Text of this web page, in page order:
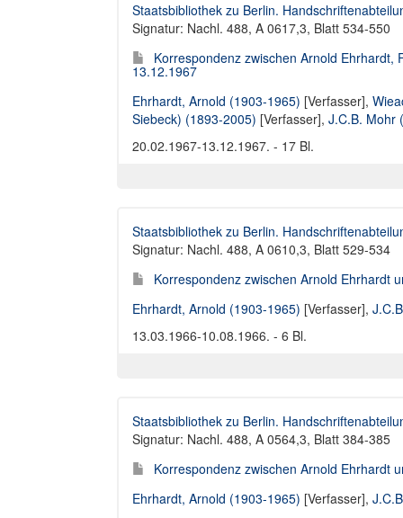
Staatsbibliothek zu Berlin.
Signatur: Nachl. 488, A 0617,3, Blatt 534-550
Korrespondenz zwischen Arnold
13.12.1967
Ehrhardt, Arnold (1903-1965) [Verfasser],
Siebeck) (1893-2005) [Verfasser], J.C.B. Mohr
20.02.1967-13.12.1967. - 17 Bl.
Staatsbibliothek zu Berlin.
Signatur: Nachl. 488, A 0610,3, Blatt 529-534
Korrespondenz zwischen Arnold Ehrhardt
Ehrhardt, Arnold (1903-1965) [Verfasser],
13.03.1966-10.08.1966. - 6 Bl.
Staatsbibliothek zu Berlin.
Signatur: Nachl. 488, A 0564,3, Blatt 384-385
Korrespondenz zwischen Arnold Ehrhardt
Ehrhardt, Arnold (1903-1965) [Verfasser],